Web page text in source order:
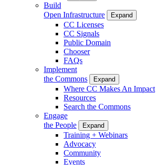
Build
Open Infrastructure
Expand
CC Licenses
CC Signals
Public Domain
Chooser
FAQs
Implement
the Commons
Expand
Where CC Makes An Impact
Resources
Search the Commons
Engage
the People
Expand
Training + Webinars
Advocacy
Community
Events